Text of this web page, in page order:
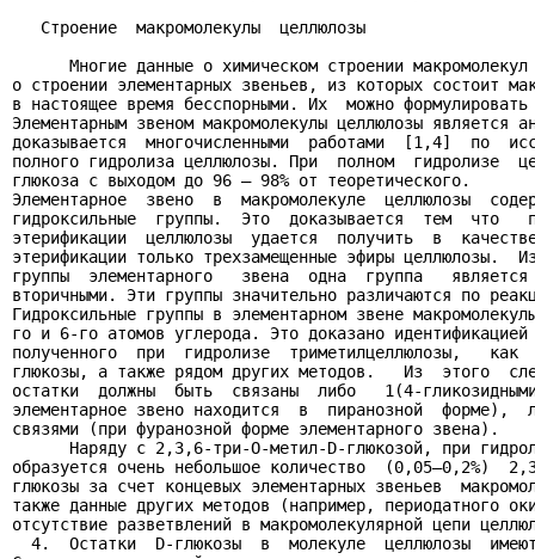
   Строение  макромолекулы  целлюлозы
Многие данные о химическом строении
о строении элементарных звеньев, из которых состоит
в настоящее время бесспорными. Их  можно
Элементарным звеном макромолекулы целлюлозы является
доказывается  многочисленными  работами  [1,4]  по
полного гидролиза целлюлозы. При  полном  гидролизе
глюкоза с выходом до 96 – 98% от теоретического.
Элементарное  звено  в  макромолекуле  целлюлозы
гидроксильные  группы.  Это  доказывается  тем  что
этерификации  целлюлозы  удается  получить  в
этерификации только трехзамещенные эфиры целлюлозы.
группы  элементарного   звена  одна  группа
вторичными. Эти группы значительно различаются по
Гидроксильные группы в элементарном звене
го и 6-го атомов углерода. Это доказано
полученного  при  гидролизе  триметилцеллюлозы,
глюкозы, а также рядом других методов.   Из  этого
остатки  должны  быть  связаны  либо   1(4-
элементарное звено находится  в  пиранозной  форме),
связями (при фуранозной форме элементарного звена).
Наряду с 2,3,6-три-О-метил-D-глюкозой, при
образуется очень небольшое количество  (0,05–0,2%)
глюкозы за счет концевых элементарных звеньев
также данные других методов (например, периодатного
отсутствие разветвлений в макромолекулярной цепи
4.  Остатки  D-глюкозы  в  молекуле  целлюлозы